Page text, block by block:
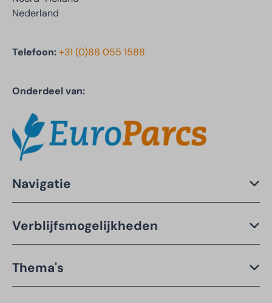
Nederland
Telefoon:+31 (0)88 055 1588
Onderdeel van:
Navigatie
Verblijfsmogelijkheden
Thema's